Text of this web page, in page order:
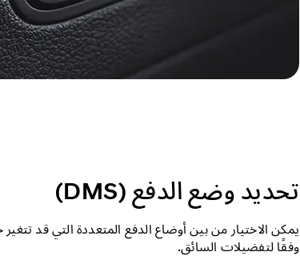
تحديد وضع الدفع (DMS)
يمكن الاختيار من بين أوضاع الدفع المتعددة التي قد
وفقًا لتفضيلات السائق.